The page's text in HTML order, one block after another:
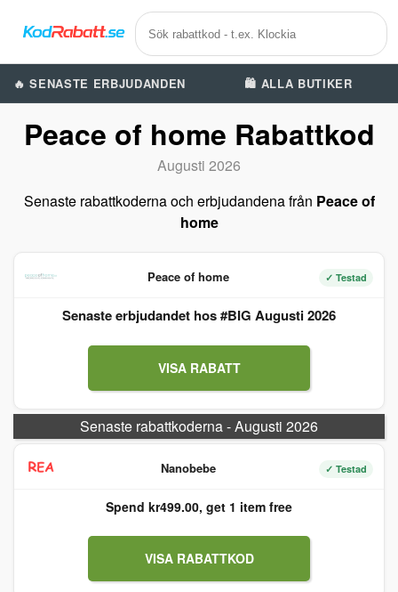
🔥 SENASTE ERBJUDANDEN 🛍️ ALLA BUTIKER
Peace of home Rabattkod
Augusti 2026
Senaste rabattkoderna och erbjudandena från Peace of
home
Peace of home ✓ Testad
Senaste erbjudandet hos #BIG Augusti 2026
VISA RABATT
Senaste rabattkoderna - Augusti 2026
Nanobebe ✓ Testad
Spend kr499.00, get 1 item free
VISA RABATTKOD